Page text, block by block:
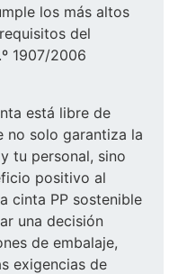
los más altos
del
1907/2006
está libre de
no solo garantiza la
tu personal, sino
positivo al
cinta PP sostenible
una decisión
de embalaje,
exigencias de